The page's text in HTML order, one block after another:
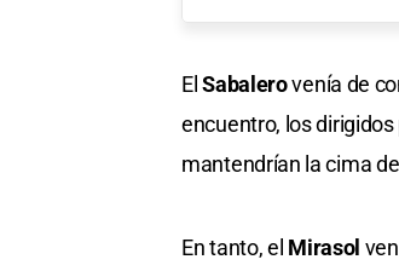
ElSabalerovenía de
encuentro, los dirigidos
mantendrían la cima
En tanto, el Mirasol